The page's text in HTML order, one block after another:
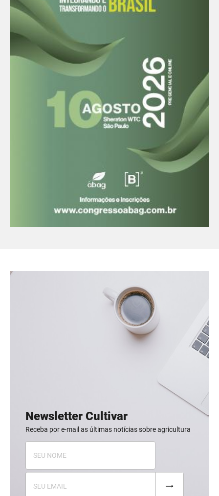
Newsletter Cultivar
Receba por e-mail as últimas notícias sobre agricultura